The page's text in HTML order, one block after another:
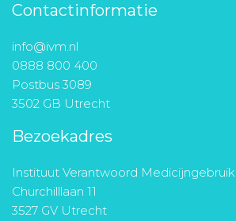
Contactinformatie
info@ivm.nl
0888 800 400
Postbus 3089
3502 GB Utrecht
Bezoekadres
Instituut Verantwoord Medicijngebruik
Churchilllaan 11
3527 GV Utrecht